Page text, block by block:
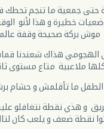
حتى جمعية ما تنجم
خطيرة و هذا لأنو
موش بركة صحيحة وقفة
الهجومي هذاك شعندنا
ملاعبية متاع مستوى
ما تأقلمش و حشام
و هذي نقطة نتغافلو
نقطة ضعف و يلعب كان